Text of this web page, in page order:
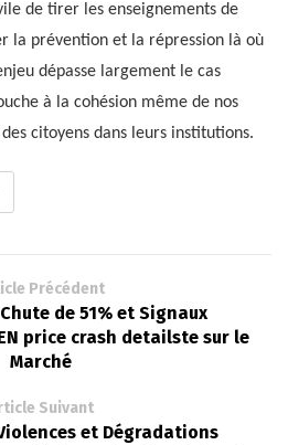
de tirer les enseignements de
la prévention et la répression là où
dépasse largement le cas
à la cohésion même de nos
citoyens dans leurs institutions.
Précédent
de 51% et Signaux
price crash detailste sur le
Marché
Suivant
et Dégradations